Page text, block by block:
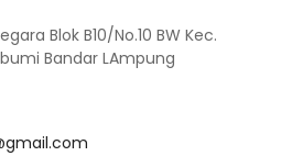
Blok B10/No.10 BW Kec.
Bandar LAmpung